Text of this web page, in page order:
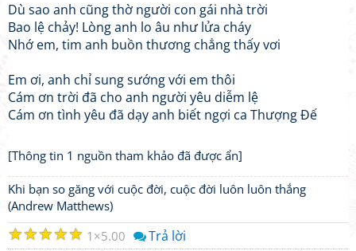
Dù sao anh cũng thờ người con gái nhà trời
Bao lệ chảy! Lòng anh lo âu như lửa cháy
Nhớ em, tim anh buồn thương chẳng thấy vơi
Em ơi, anh chỉ sung sướng với em thôi
Cám ơn trời đã cho anh người yêu diễm lệ
Cám ơn tình yêu đã dạy anh biết ngợi ca Thượng Đế
[Thông tin 1 nguồn tham khảo đã được ẩn]
Khi bạn so găng với cuộc đời, cuộc đời luôn luôn thắng
(Andrew Matthews)
☆
☆
☆
☆
☆ 1 5.00 Trả lời